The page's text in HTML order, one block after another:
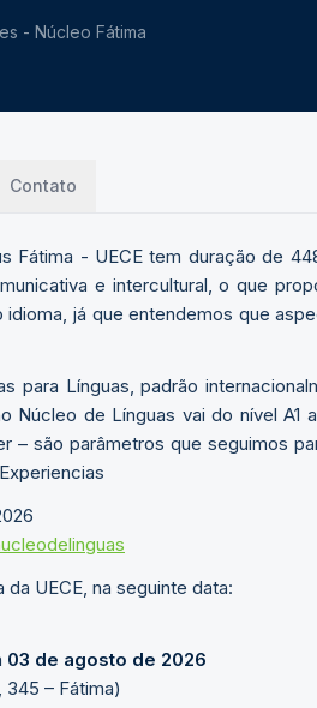
- Núcleo Fátima
Contato
Fátima - UECE tem duração de
e intercultural, o que
já que entendemos que
para Línguas, padrão
de Línguas vai do nível A1
– são parâmetros que seguimos
Experiencias
UECE, na seguinte data:
03 de agosto de 2026
345 – Fátima)